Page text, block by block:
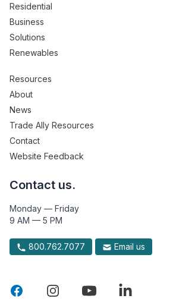
Residential
Business
Solutions
Renewables
Resources
About
News
Trade Ally Resources
Contact
Website Feedback
Contact us.
Monday — Friday
9 AM — 5 PM
800.762.7077 Email us